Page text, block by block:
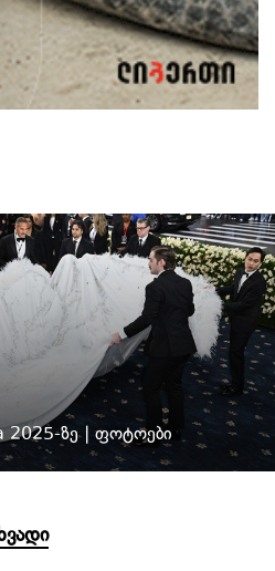
2025-ზე | ფოტოები